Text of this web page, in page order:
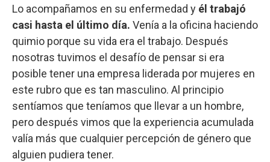
Lo acompañamos en su enfermedad y él trabajó
casi hasta el último día. Venía a la oficina haciendo
quimio porque su vida era el trabajo. Después
nosotras tuvimos el desafío de pensar si era
posible tener una empresa liderada por mujeres en
este rubro que es tan masculino. Al principio
sentíamos que teníamos que llevar a un hombre,
pero después vimos que la experiencia acumulada
valía más que cualquier percepción de género que
alguien pudiera tener.